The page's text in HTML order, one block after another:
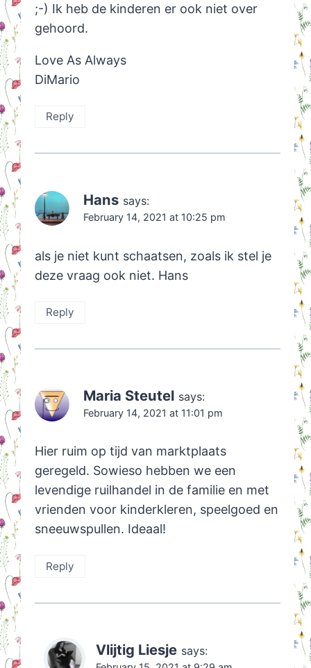
;-) Ik heb de kinderen er ook niet over
gehoord.
Love As Always
DiMario
Reply
Hans says:
February 14, 2021 at 10:25 pm
als je niet kunt schaatsen, zoals ik stel je
deze vraag ook niet. Hans
Reply
Maria Steutel says:
February 14, 2021 at 11:01 pm
Hier ruim op tijd van marktplaats
geregeld. Sowieso hebben we een
levendige ruilhandel in de familie en met
vrienden voor kinderkleren, speelgoed en
sneeuwspullen. Ideaal!
Reply
Vlijtig Liesje says: